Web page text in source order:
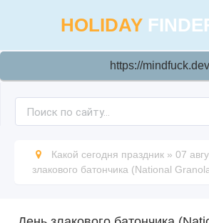
HOLIDAY
https://mindfuck.dev
Какой сегодня праздник » 07
злакового батончика (National